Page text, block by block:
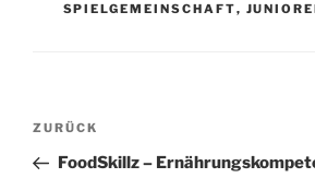
SPIELGEMEINSCHAFT,
Beitragsnavigation
Vorheriger
Beitrag
ZURÜCK
FoodSkillz –